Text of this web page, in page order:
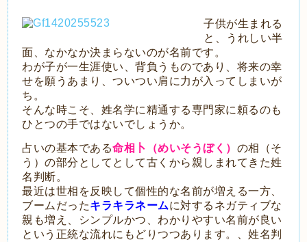
子供が生まれる
と、うれしい半
面、なかなか決まらないのが名前です。
わが子が一生涯使い、背負うものであり、将来の幸
せを願うあまり、ついつい肩に力が入ってしまいが
ち。
そんな時こそ、姓名学に精通する専門家に頼るのも
ひとつの手ではないでしょうか。
占いの基本である命相卜（めいそうぼく） の相（そ
う）の部分としてとして古くから親しまれてきた姓
名判断。
最近は世相を反映して個性的な名前が増える一方、
ブームだったキラキラネームに対するネガティブな
親も増え、シンプルかつ、わかりやすい名前が良い
という正統な流れにもどりつつあります。、姓名判